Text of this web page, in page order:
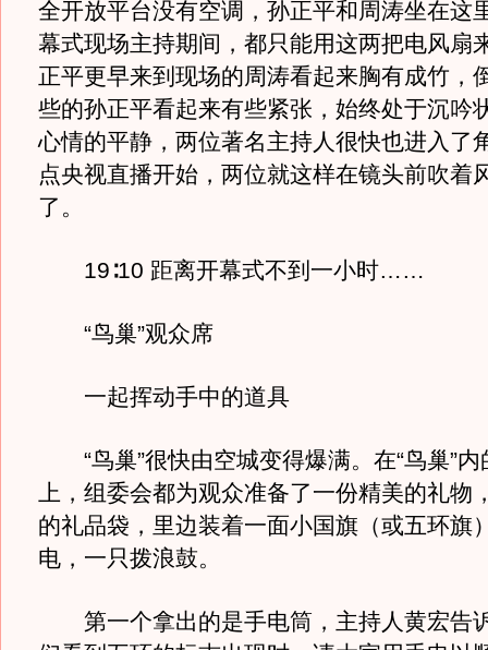
全开放平台没有空调，孙正平和周涛坐在这
幕式现场主持期间，都只能用这两把电风扇
正平更早来到现场的周涛看起来胸有成竹，
些的孙正平看起来有些紧张，始终处于沉吟
心情的平静，两位著名主持人很快也进入了
点央视直播开始，两位就这样在镜头前吹着
了。
19∶10 距离开幕式不到一小时……
“鸟巢”观众席
一起挥动手中的道具
“鸟巢”很快由空城变得爆满。在“鸟巢”内
上，组委会都为观众准备了一份精美的礼物
的礼品袋，里边装着一面小国旗（或五环旗
电，一只拨浪鼓。
第一个拿出的是手电筒，主持人黄宏告